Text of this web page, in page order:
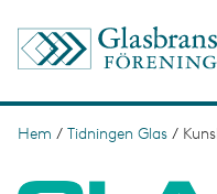
L
Hem / Tidningen Glas /